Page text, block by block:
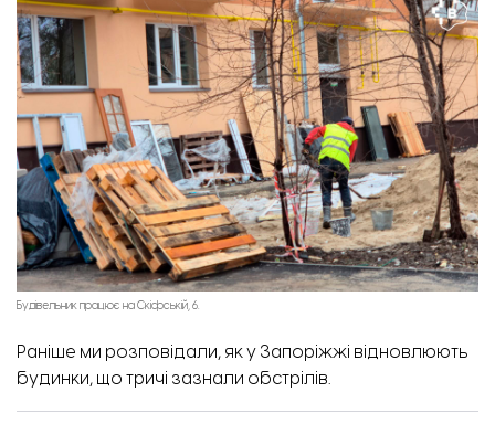
Будівельник працює на Скіфській, 6.
Раніше ми розповідали, як у Запоріжжі відновлюють
будинки, що тричі зазнали обстрілів.